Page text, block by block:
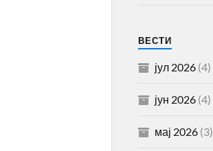
ВЕСТИ
јул 2026(4)
јун 2026(4)
мај 2026(3)